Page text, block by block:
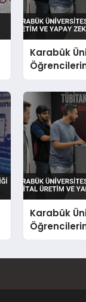
Karabük
Yapay
Karabük
Yapay